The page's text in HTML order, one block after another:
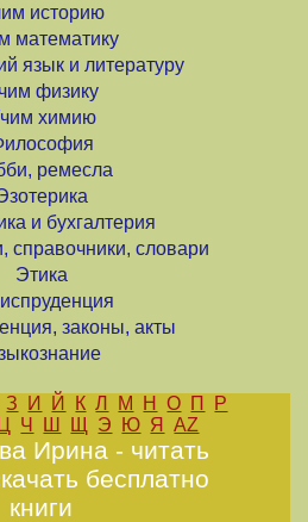
историю
математику
язык и литературу
физику
химию
ремесла
и бухгалтерия
справочники, словари
Этика
законы, акты
З И Й К Л М Н О П
Р
Ц Ч Ш Щ Э Ю Я AZ
Ирина - читать
бесплатно
книги